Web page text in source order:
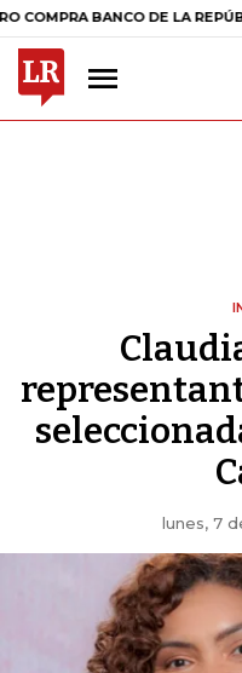
BANCO DE LA REPÚBLICA $
lunes, 7